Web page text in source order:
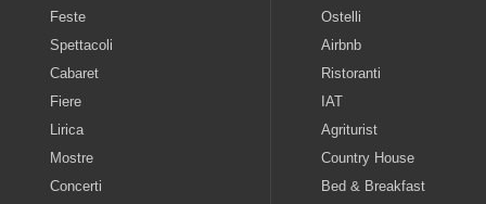
Feste
Spettacoli
Cabaret
Fiere
Lirica
Mostre
Concerti
Ostelli
Airbnb
Ristoranti
IAT
Agriturist
Country House
Bed & Breakfast